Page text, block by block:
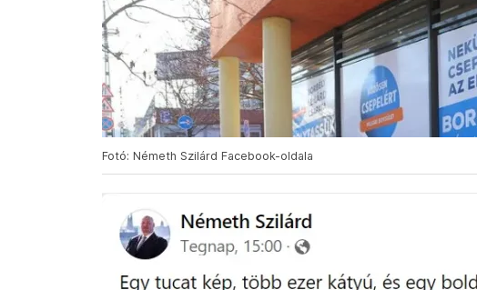
Fotó: Németh Szilárd Facebook-oldala